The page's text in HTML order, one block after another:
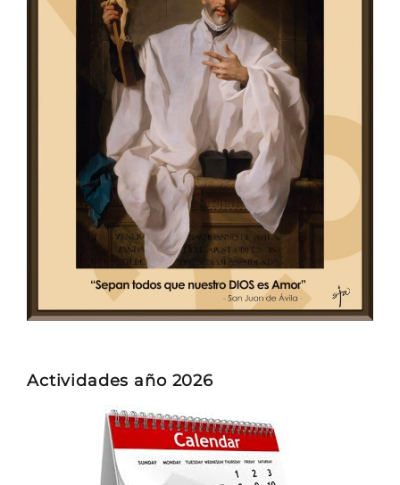
Actividades año 2026